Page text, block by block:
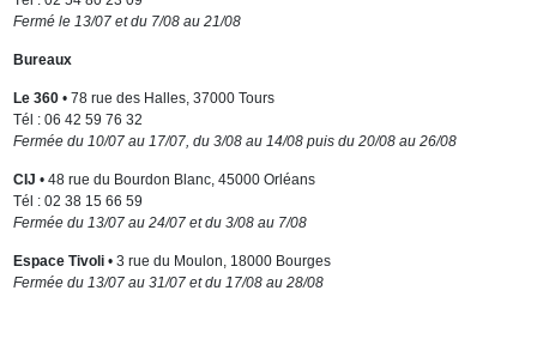
Fermé le 13/07 et du 7/08 au 21/08
Bureaux
Le 360• 78 rue des Halles, 37000 Tours
Tél : 06 42 59 76 32
Fermée du 10/07 au 17/07, du 3/08 au 14/08 puis du 20/08 au 26/08
CIJ • 48 rue du Bourdon Blanc, 45000 Orléans
Tél : 02 38 15 66 59
Fermée du 13/07 au 24/07 et du 3/08 au 7/08
Espace Tivoli• 3 rue du Moulon, 18000 Bourges
Fermée du 13/07 au 31/07 et du 17/08 au 28/08